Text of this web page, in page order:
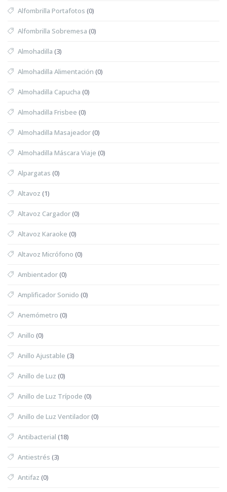
Alfombrilla Portafotos (0)
Alfombrilla Sobremesa (0)
Almohadilla (3)
Almohadilla Alimentación (0)
Almohadilla Capucha (0)
Almohadilla Frisbee (0)
Almohadilla Masajeador(0)
Almohadilla Máscara Viaje (0)
Alpargatas (0)
Altavoz (1)
Altavoz Cargador(0)
Altavoz Karaoke (0)
Altavoz Micrófono (0)
Ambientador(0)
Amplificador Sonido (0)
Anemómetro (0)
Anillo (0)
Anillo Ajustable (3)
Anillo de Luz (0)
Anillo de Luz Trípode (0)
Anillo de Luz Ventilador(0)
Antibacterial (18)
Antiestrés (3)
Antifaz (0)